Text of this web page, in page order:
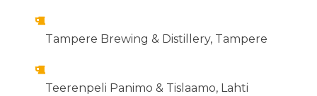
Tampere Brewing & Distillery, Tampere
Teerenpeli Panimo & Tislaamo, Lahti